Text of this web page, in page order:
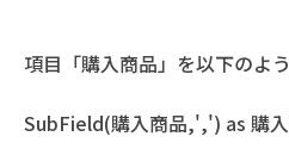
項目「購入商品」を以下のよ
SubField(購入商品,',') as 購